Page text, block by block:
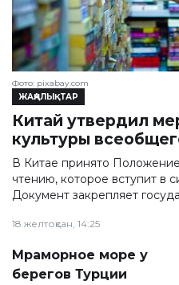
ЖАҢАЛЫҚТАР
Китай утвердил
культуры
В Китае принято
чтению, которое вступит в
Документ закрепляет
финансирование
18 желтоқсан, 14:25
Фото: pixabay.com
Мраморное море у
берегов Турции